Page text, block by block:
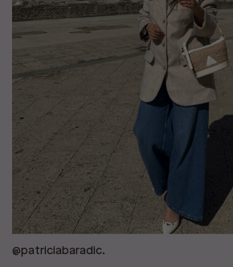
@patriciabaradic.